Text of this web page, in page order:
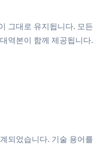
그대로 유지됩니다. 모든
역본이 함께 제공됩니다.
되었습니다. 기술 용어를